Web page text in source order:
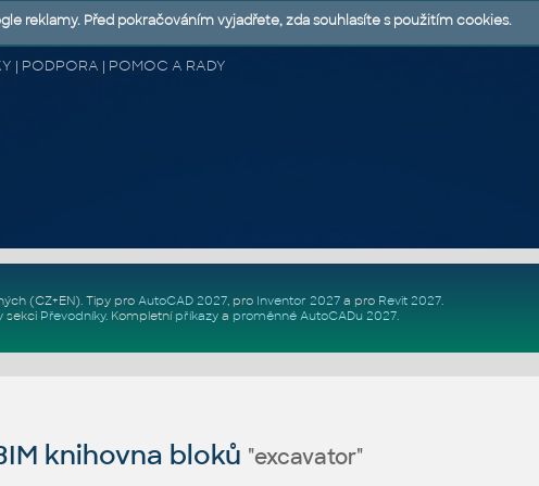
| PODPORA | POMOC A RADY
(CZ+EN). Tipy pro AutoCAD 2027, pro Inventor 2027a pro Revit 2027.
sekci Převodníky. Kompletní příkazya proměnné AutoCADu 2027.
knihovna bloků "excavator"
reklamy. Před pokračováním vyjadřete, zda souhlasíte s použitím cookies.